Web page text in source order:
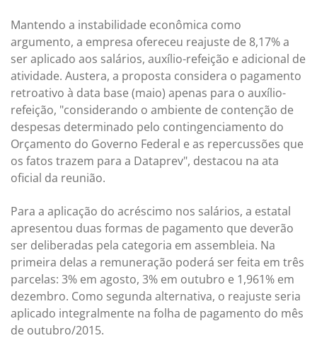
Mantendo a instabilidade econômica como
argumento, a empresa ofereceu reajuste de 8,17% a
ser aplicado aos salários, auxílio-refeição e adicional de
atividade. Austera, a proposta considera o pagamento
retroativo à data base (maio) apenas para o auxílio-
refeição, "considerando o ambiente de contenção de
despesas determinado pelo contingenciamento do
Orçamento do Governo Federal e as repercussões que
os fatos trazem para a Dataprev", destacou na ata
oficial da reunião.
Para a aplicação do acréscimo nos salários, a estatal
apresentou duas formas de pagamento que deverão
ser deliberadas pela categoria em assembleia. Na
primeira delas a remuneração poderá ser feita em três
parcelas: 3% em agosto, 3% em outubro e 1,961% em
dezembro. Como segunda alternativa, o reajuste seria
aplicado integralmente na folha de pagamento do mês
de outubro/2015.